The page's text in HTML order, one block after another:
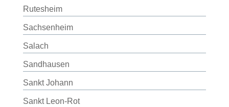
Rutesheim
Sachsenheim
Salach
Sandhausen
Sankt Johann
Sankt Leon-Rot